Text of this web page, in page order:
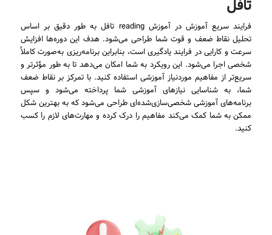
تافل
فرایند سریع آموزش در آموزش reading تافل به طور دقیق بر اساس
تحلیل نقاط ضعف و قوت شما طراحی می‌شود. هدف این دوره‌ها افزایش
سرعت و کارایی در فرایند یادگیری است، بنابراین برنامه‌ریزی به‌صورت کاملاً
شخصی اجرا می‌شود. این رویکرد به شما امکان می‌دهد تا به طور مؤثرتر و
سریع‌تر از مفاهیم موردنیاز آموزشی استفاده کنید. با تمرکز بر نقاط ضعف
شما، به شناسایی نیازهای آموزشی شما پرداخته می‌شود و سپس
برنامه‌های آموزشی شخصی‌سازی‌شده‌ای طراحی می‌شود که به بهترین شکل
ممکن به شما کمک می‌کند مفاهیم را درک کرده و مهارت‌های لازم را کسب
کنید.